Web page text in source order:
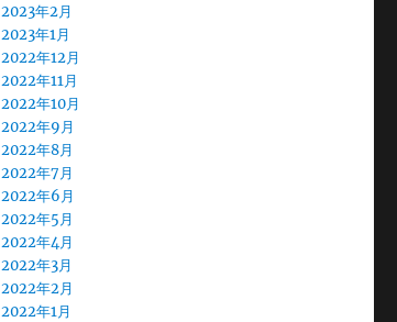
2023年2月
2023年1月
2022年12月
2022年11月
2022年10月
2022年9月
2022年8月
2022年7月
2022年6月
2022年5月
2022年4月
2022年3月
2022年2月
2022年1月